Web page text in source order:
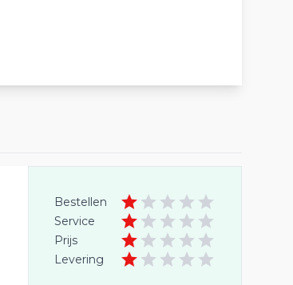
Bestellen
Service
Prijs
Levering